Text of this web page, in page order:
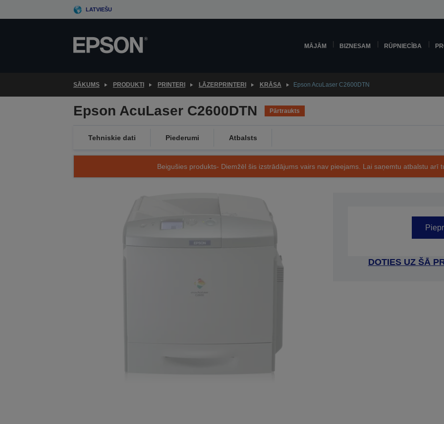
to
LATVIEŠU
MĀJĀM BIZNESAM RŪPNIECĪBA
SĀKUMS PRODUKTI PRINTERI LĀZERPRINTERI KRĀSA Epson AcuLaser C2600DTN
Epson AcuLaser C2600DTN Pārtraukts
Tehniskie dati Piederumi Atbalsts
Beigušies produkts- Diemžēl šis izstrādājums vairs nav pieejams. Lai saņemtu atbalstu arī
DOTIES UZ ŠĀ